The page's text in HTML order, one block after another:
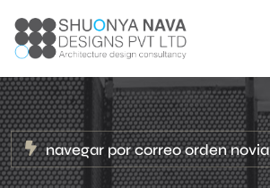
navegar por correo orden novia